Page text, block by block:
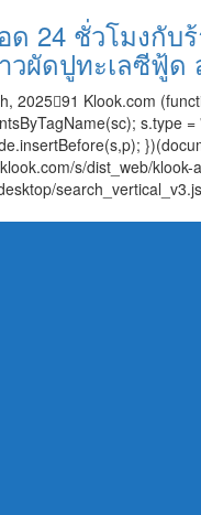
ด 24 ชั่วโมงกับ
วผัดปูทะเลซีฟู้ด
2025 91 Klook.com
s.type
s/dist_web/klook-